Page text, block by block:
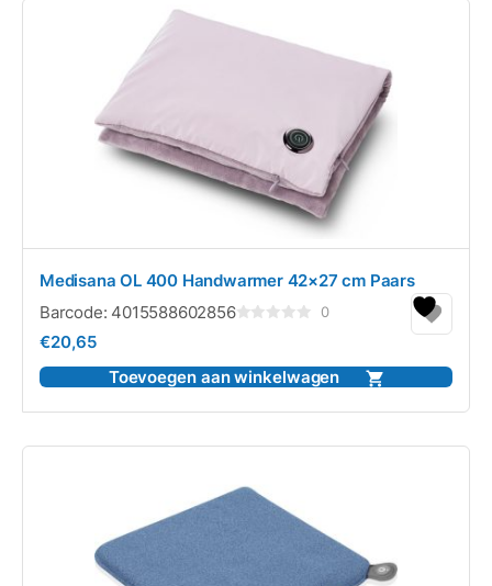
Medisana OL 400 Handwarmer 42×27 cm Paars
Barcode: 4015588602856
5
0
€20,65
Toevoegen aan winkelwagen